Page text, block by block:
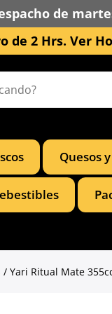
de
de 2 Hrs. Ver
Quesos
/ Yari Ritual Mate